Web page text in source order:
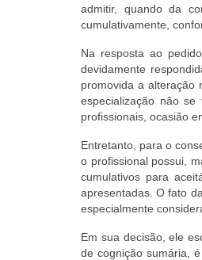
admitir, quando da
cumulativamente,
Na resposta ao
devidamente
promovida a alteração
especialização não
profissionais, ocasião
Entretanto, para o
o profissional possui,
cumulativos para
apresentadas. O fato
especialmente
Em sua decisão, ele
de cognição sumária,